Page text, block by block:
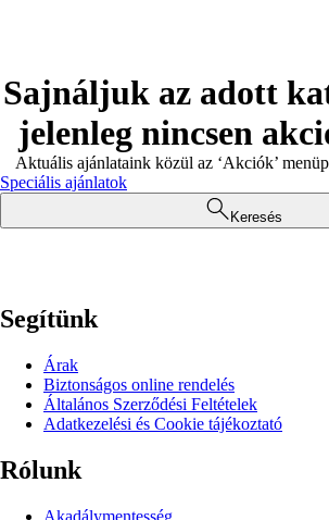
Sajnáljuk az adott
jelenleg nincsen
Aktuális ajánlataink közül az ‘Akciók’
Speciális ajánlatok
Keresés
Segítünk
Árak
Biztonságos online rendelés
Általános Szerződési Feltételek
Adatkezelési és Cookie tájékoztató
Rólunk
Akadálymentesség